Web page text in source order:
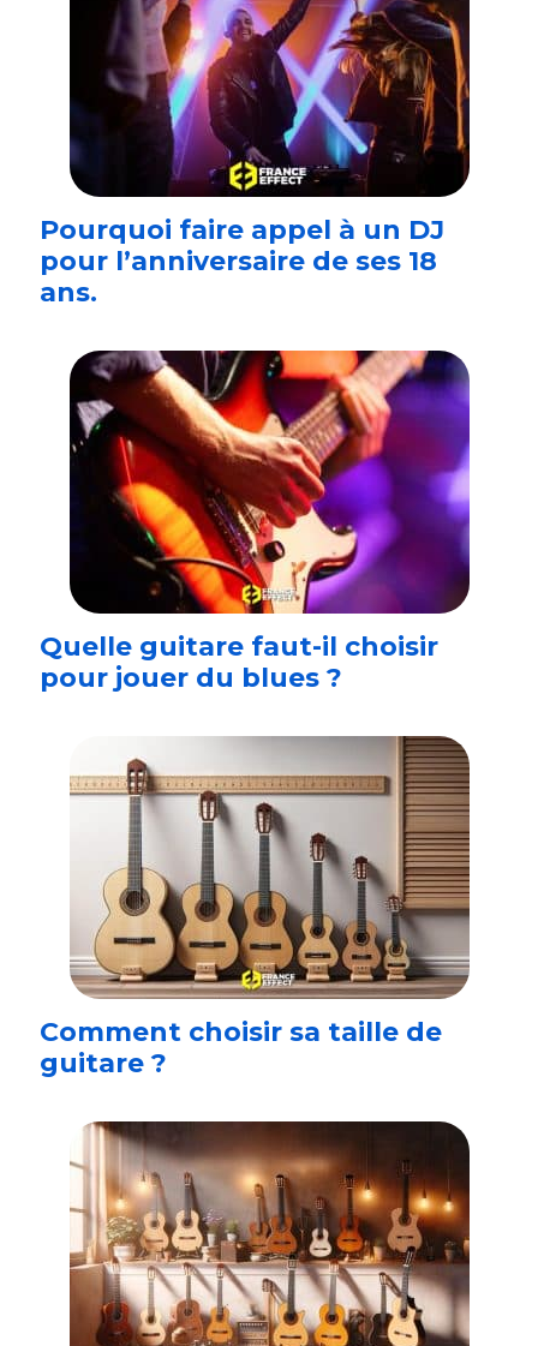
Pourquoi faire appel à un DJ
pour l’anniversaire de ses 18
ans.
Quelle guitare faut-il choisir
pour jouer du blues ?
Comment choisir sa taille de
guitare ?